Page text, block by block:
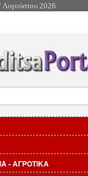
στην Πλοήγηση
2026
- ΑΓΡΟΤΙΚΑ